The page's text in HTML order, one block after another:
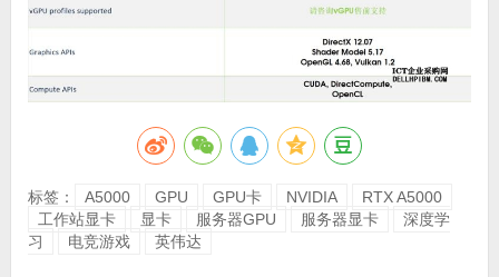
标签： A5000 GPU GPU卡 NVIDIA
RTX A5000
工作站显卡
显卡 服务器GPU 服务器显卡
深度学
习
电竞游戏 英伟达